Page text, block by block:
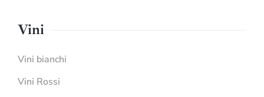
Vini
Vini bianchi
Vini Rossi